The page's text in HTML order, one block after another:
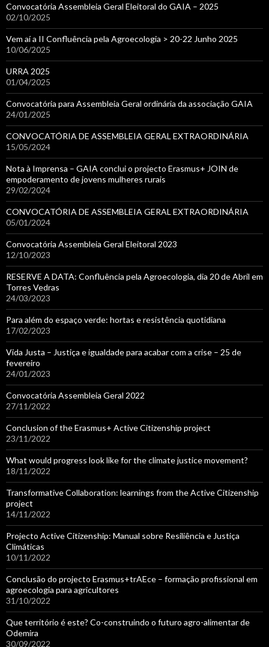
Convocatória Assembleia Geral Eleitoral do GAIA – 2025
02/10/2025
Vem aí a II Confluência pela Agroecologia > 20-22 Junho 2025
10/06/2025
URRA 2025
01/04/2025
Convocatória para Assembleia Geral ordinária da associação GAIA
24/01/2025
CONVOCATÓRIA DE ASSEMBLEIA GERAL EXTRAORDINÁRIA
15/05/2024
Nota à Imprensa – GAIA conclui o projecto Erasmus+ JOIN de
empoderamento de jovens mulheres rurais
29/02/2024
CONVOCATÓRIA DE ASSEMBLEIA GERAL EXTRAORDINÁRIA
05/01/2024
Convocatória Assembleia Geral Eleitoral 2023
12/10/2023
RESERVE A DATA: Confluência pela Agroecologia, dia 20 de Abril em
Torres Vedras
24/03/2023
Para além do espaço verde: hortas e resistência quotidiana
17/02/2023
Vida Justa – Justiça e igualdade para acabar com a crise – 25 de
fevereiro
24/01/2023
Convocatória Assembleia Geral 2022
27/11/2022
Conclusion of the Erasmus+ Active Citizenship project
23/11/2022
What would progress look like for the climate justice movement?
18/11/2022
Transformative Collaboration: learnings from the Active Citizenship
project
14/11/2022
Projecto Active Citizenship: Manual sobre Resiliência e Justiça
Climáticas
10/11/2022
Conclusão do projecto Erasmus+trAEce – formação profissional em
agroecologia para agricultores
31/10/2022
Que território é este? Co-construindo o futuro agro-alimentar de
Odemira
30/09/2022